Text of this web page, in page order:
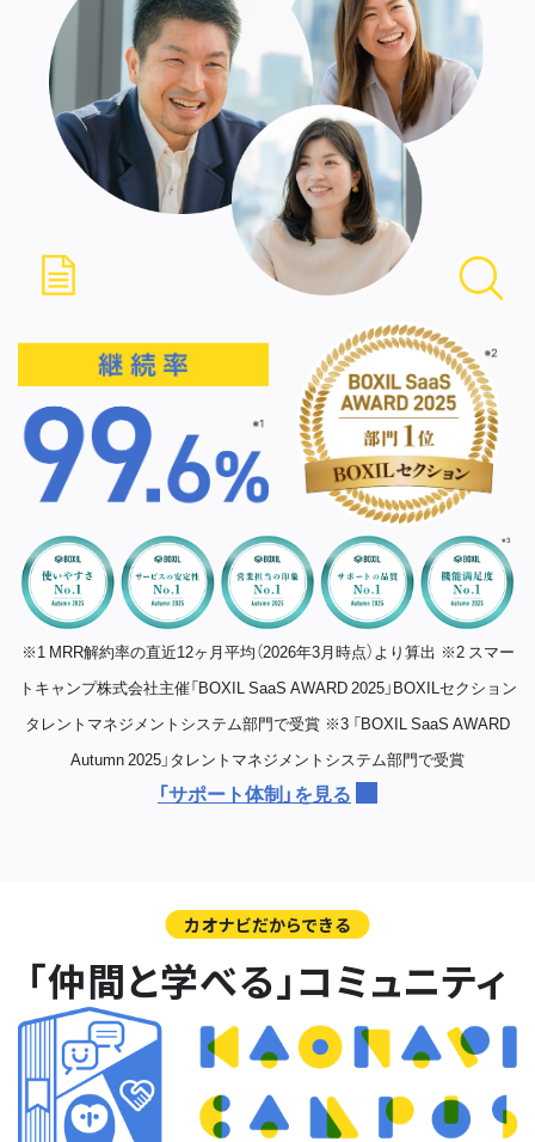
※1 MRR解約率の直近12ヶ月平均（2026年3月時点）より算出 ※2 スマー
トキャンプ株式会社主催「BOXIL SaaS AWARD 2025」BOXILセクション
タレントマネジメントシステム部門で受賞 ※3 「BOXIL SaaS AWARD
Autumn 2025」タレントマネジメントシステム部門で受賞
「サポート体制」を見る
カオナビだからできる
「仲間と学べる」コミュニティ